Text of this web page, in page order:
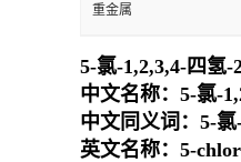
重金属
5-氯-1,2,3,4-四氢
中文名称：5-氯-
中文同义词：5-
英文名称：5-